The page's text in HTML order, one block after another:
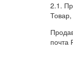
2.1.
Товар,
почта